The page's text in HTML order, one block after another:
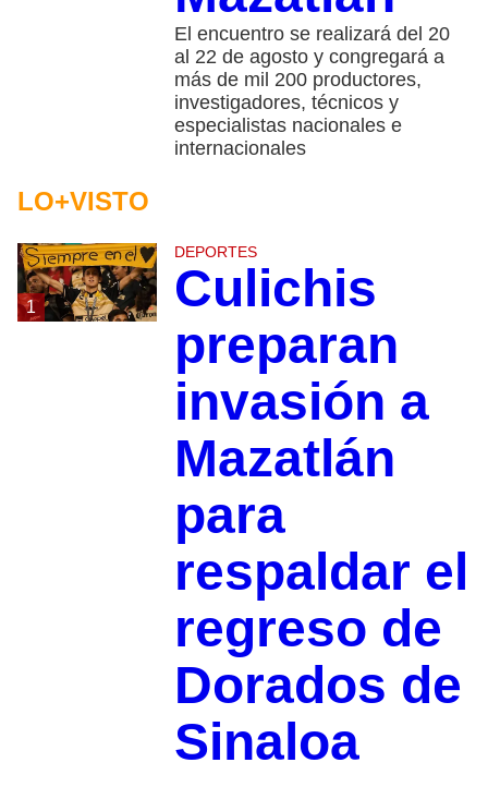
El encuentro se realizará del 20
al 22 de agosto y congregará a
más de mil 200 productores,
investigadores, técnicos y
especialistas nacionales e
internacionales
LO+VISTO
1
DEPORTES
Culichis
preparan
invasión a
Mazatlán
para
respaldar el
regreso de
Dorados de
Sinaloa